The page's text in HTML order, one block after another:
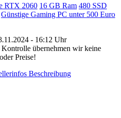
RTX 2060 16 GB Ram 480 SSD
Günstige Gaming PC unter 500 Euro
- 16:12 Uhr
übernehmen wir keine
Preise!
Beschreibung